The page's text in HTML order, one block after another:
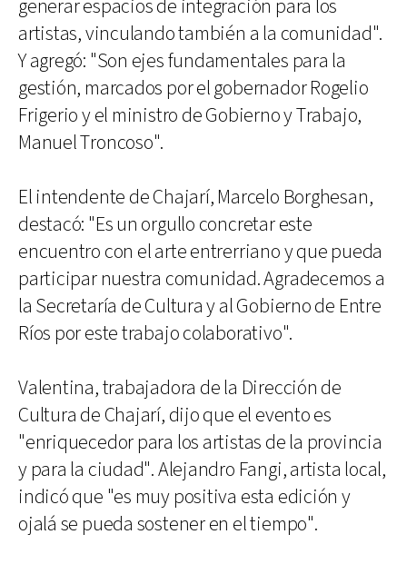
generar espacios de integración para los
artistas, vinculando también a la comunidad".
Y agregó: "Son ejes fundamentales para la
gestión, marcados por el gobernador Rogelio
Frigerio y el ministro de Gobierno y Trabajo,
Manuel Troncoso".
El intendente de Chajarí, Marcelo Borghesan,
destacó: "Es un orgullo concretar este
encuentro con el arte entrerriano y que pueda
participar nuestra comunidad. Agradecemos a
la Secretaría de Cultura y al Gobierno de Entre
Ríos por este trabajo colaborativo".
Valentina, trabajadora de la Dirección de
Cultura de Chajarí, dijo que el evento es
"enriquecedor para los artistas de la provincia
y para la ciudad". Alejandro Fangi, artista local,
indicó que "es muy positiva esta edición y
ojalá se pueda sostener en el tiempo".